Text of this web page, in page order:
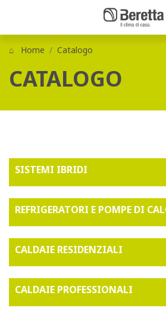
Home Catalogo
CATALOGO
SISTEMI IBRIDI
REFRIGERATORI E POMPE DI
CALDAIE RESIDENZIALI
CALDAIE PROFESSIONALI